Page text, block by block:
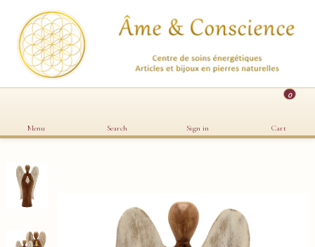
Menu Search Sign in
0
Cart